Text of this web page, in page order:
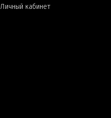
Личный кабинет